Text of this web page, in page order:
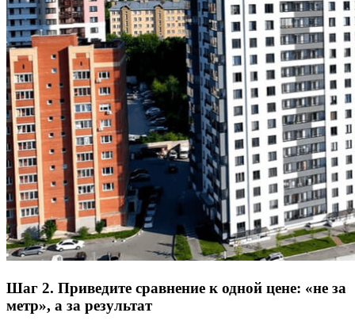
Шаг 2. Приведите сравнение к одной цене: «не за
метр», а за результат